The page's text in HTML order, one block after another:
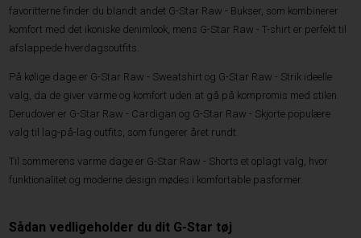
favoritterne finder du blandt andet G-Star Raw - Bukser, som kombinerer
komfort med det ikoniske denimlook, mens G-Star Raw - T-shirt er perfekt til
afslappede hverdagsoutfits.
På kølige dage er G-Star Raw - Sweatshirt og G-Star Raw - Strik ideelle
valg, da de giver varme og komfort uden at gå på kompromis med stilen.
Derudover er G-Star Raw - Cardigan og G-Star Raw - Skjorte populære
valg til lag-på-lag outfits, som fungerer året rundt.
Til sommerens varme dage er G-Star Raw - Shorts et oplagt valg, hvor
funktionalitet og moderne design mødes i komfortable pasformer.
Sådan vedligeholder du dit G-Star tøj